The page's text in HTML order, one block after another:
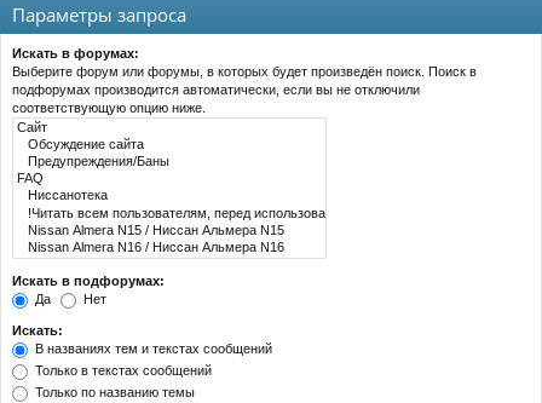
Параметры запроса
Искать в форумах:
Выберите форум или форумы, в которых будет произведён поиск. Поиск в
подфорумах производится автоматически, если вы не отключили
соответствующую опцию ниже.
Искать в подфорумах:
Да
Нет
Искать:
В названиях тем и текстах сообщений
Только в текстах сообщений
Только по названию темы